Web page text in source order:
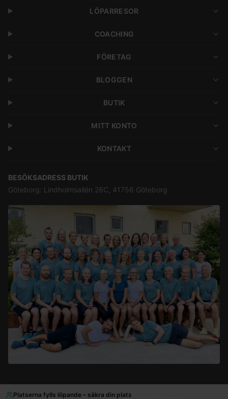
Platserna fylls löpande – säkra din plats
LÖPARRESOR
COACHING
FÖRETAG
BLOGGEN
BUTIK
MITT KONTO
KONTAKT
BESÖKSADRESS BUTIK
Göteborg: Lindholmsallén 26C, 41756 Göteborg